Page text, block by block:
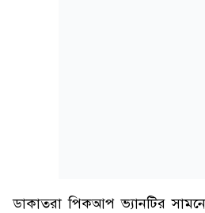
ডাকাতরা পিকআপ ভ্যানটির